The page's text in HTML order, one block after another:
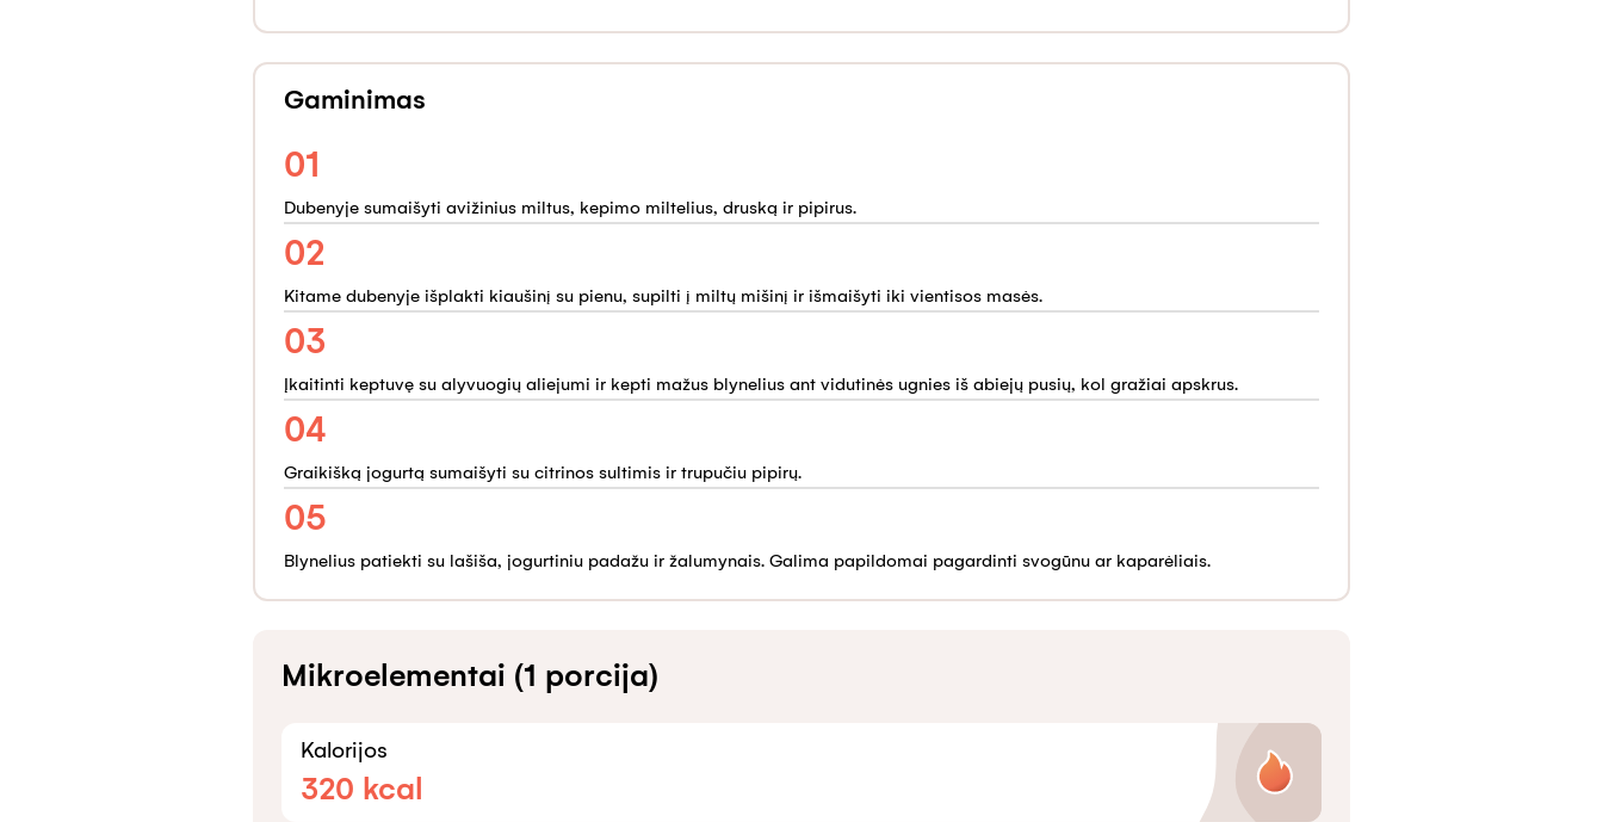
Gaminimas
01
Dubenyje sumaišyti avižinius miltus, kepimo miltelius, druską ir pipirus.
02
Kitame dubenyje išplakti kiaušinį su pienu, supilti į miltų mišinį ir išmaišyti iki vientisos masės.
03
Įkaitinti keptuvę su alyvuogių aliejumi ir kepti mažus blynelius ant vidutinės ugnies iš abiejų pusių, kol gražiai apskrus.
04
Graikišką jogurtą sumaišyti su citrinos sultimis ir trupučiu pipirų.
05
Blynelius patiekti su lašiša, jogurtiniu padažu ir žalumynais. Galima papildomai pagardinti svogūnu ar kaparėliais.
Mikroelementai (1 porcija)
Kalorijos
320 kcal